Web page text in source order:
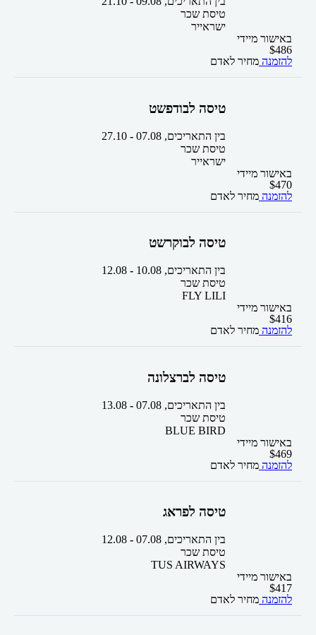
טיסת שכר
ישראייר
באישור מיידי
$486
להזמנה מחיר לאדם
טיסה לבודפשט
בין התאריכים, -
27.10
טיסת שכר
ישראייר
באישור מיידי
$470
להזמנה מחיר לאדם
טיסה לבוקרשט
בין התאריכים, -
12.08
טיסת שכר
FLY LILI
באישור מיידי
$416
להזמנה מחיר לאדם
טיסה לברצלונה
בין התאריכים, -
13.08
טיסת שכר
BLUE BIRD
באישור מיידי
$469
להזמנה מחיר לאדם
טיסה לפראג
בין התאריכים, -
12.08
טיסת שכר
TUS AIRWAYS
באישור מיידי
$417
להזמנה מחיר לאדם